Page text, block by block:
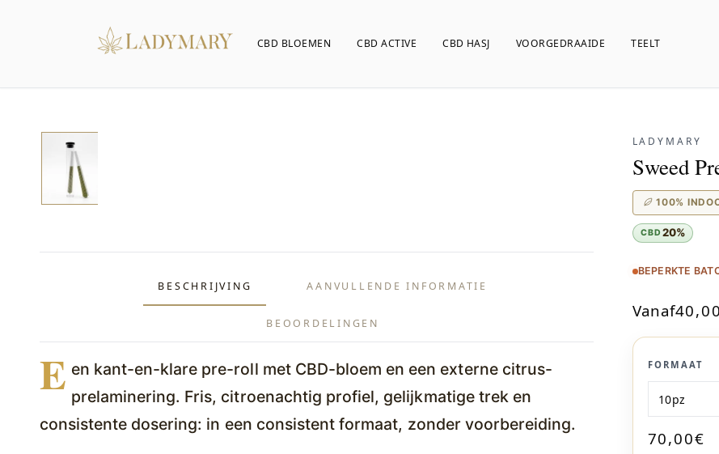
CBD BLOEMEN CBD ACTIVE CBD HASJ VOORGEDRAAIDE TEELT
BESCHRIJVING AANVULLENDE INFORMATIE
BEOORDELINGEN
E en kant-en-klare pre-roll met CBD-bloem en een externe citrus-
prelaminering. Fris, citroenachtig profiel, gelijkmatige trek en
consistente dosering: in een consistent formaat, zonder voorbereiding.
LADYMARY
Sweed
100%
CBD20%
BEPERKTE
Vanaf40,00
FORMAAT
70,00€